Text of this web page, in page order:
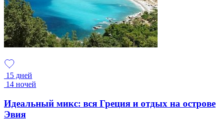
15 дней
14 ночей
Идеальный микс: вся Греция и отдых на острове
Эвия